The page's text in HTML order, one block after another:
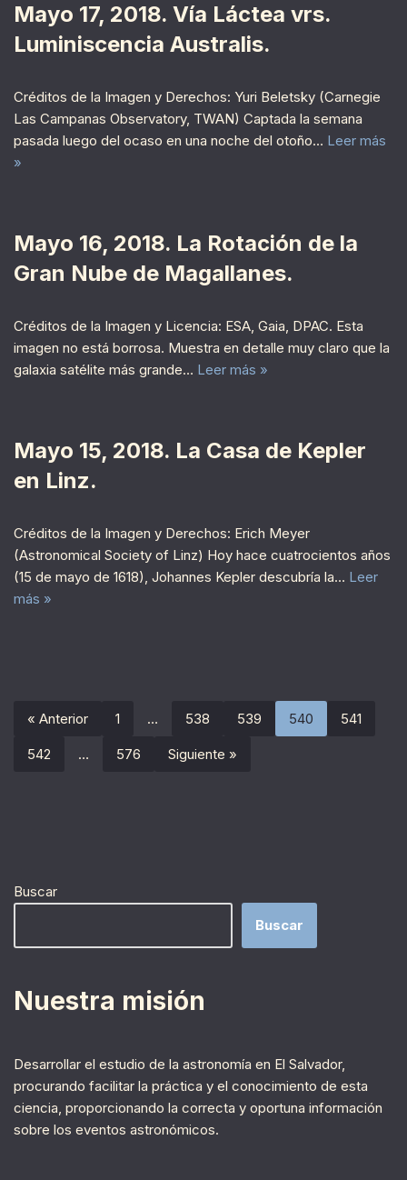
Mayo 17, 2018. Vía Láctea vrs.
Luminiscencia Australis.
Créditos de la Imagen y Derechos: Yuri Beletsky (Carnegie
Las Campanas Observatory, TWAN) Captada la semana
pasada luego del ocaso en una noche del otoño… Leer más
»
Mayo 16, 2018. La Rotación de la
Gran Nube de Magallanes.
Créditos de la Imagen y Licencia: ESA, Gaia, DPAC. Esta
imagen no está borrosa. Muestra en detalle muy claro que la
galaxia satélite más grande… Leer más »
Mayo 15, 2018. La Casa de Kepler
en Linz.
Créditos de la Imagen y Derechos: Erich Meyer
(Astronomical Society of Linz) Hoy hace cuatrocientos años
(15 de mayo de 1618), Johannes Kepler descubría la… Leer
más »
« Anterior 1 … 538 539 540 541
542 … 576 Siguiente »
Buscar
Buscar
Nuestra misión
Desarrollar el estudio de la astronomía en El Salvador,
procurando facilitar la práctica y el conocimiento de esta
ciencia, proporcionando la correcta y oportuna información
sobre los eventos astronómicos.